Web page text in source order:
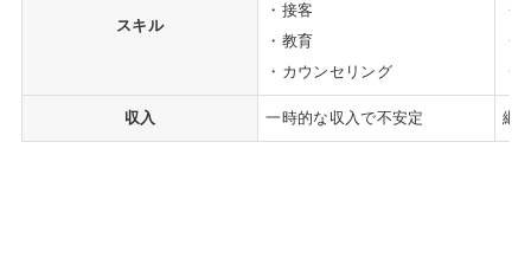
スキル
・接客
・教育
・カウンセリング
・
・
・
収入 一時的な収入で不安定 継